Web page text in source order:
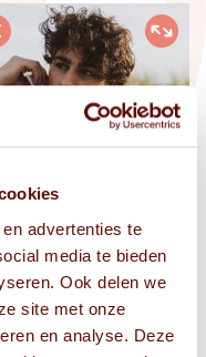
advertenties te
media te bieden
Ook delen we
site met onze
en analyse. Deze